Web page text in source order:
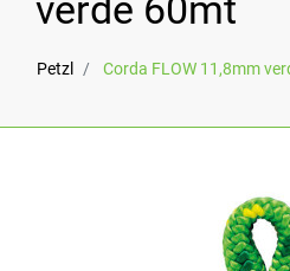
Petzl Corda FLOW 11,8mm